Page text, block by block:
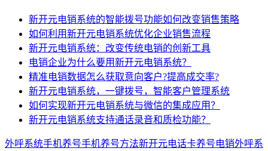
新开元电销系统的智能拨号功能如何改变销售策略
如何利用新开元电销系统优化企业销售流程
新开元电销系统：改变传统电销的创新工具
电销企业为什么要用新开元电销系统？
精准电销数据怎么获取意向客户?提高成交率?
新开元电销系统，一键拨号，智能客户管理系统
如何实现新开元电销系统与微信的集成应用？
新开元电销系统支持通话录音和质检功能？
外呼系统手机养号手机养号方法新开元电话卡养号电销外呼系